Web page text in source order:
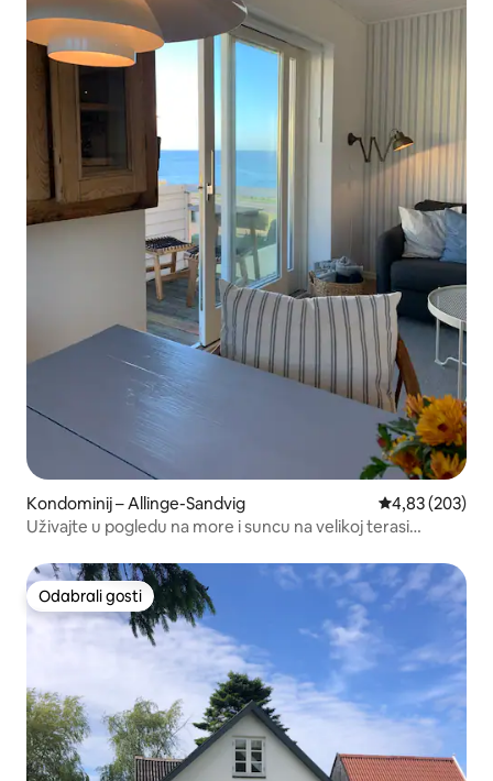
Kondominij – Allinge-Sandvig Prosječna
4,83 (203)
Uživajte u pogledu na more i suncu na velikoj terasi
Odabrali gosti
Odabrali gosti